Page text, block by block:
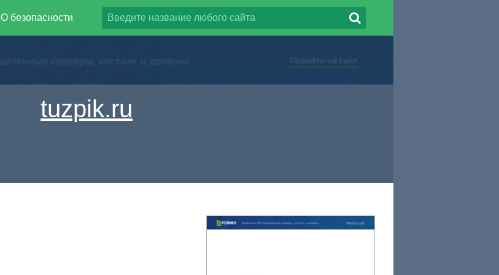
О безопасности
tuzpik.ru